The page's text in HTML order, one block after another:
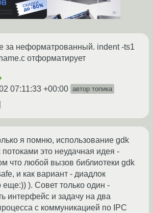
за неформатрованный. indent -ts1
отформатирует
07:11:33 +00:00 автор топика
я помню, использование gdk
потоками это неудачная идея -
что любой вызов библиотеки gdk
и как вариант - диадлок
еще:)) ). Совет только один -
интерфейс и задачу на два
с коммуникацией по IPC